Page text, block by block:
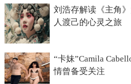
刘浩存解读《主角
人渡己的心灵之旅
“卡妹”Camila
情曾备受关注